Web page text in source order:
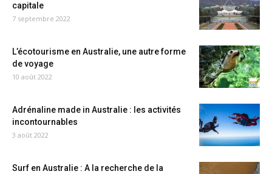
capitale
7 septembre 2022
L’écotourisme en Australie, une autre forme
de voyage
10 août 2022
Adrénaline made in Australie : les activités
incontournables
3 août 2022
Surf en Australie : A la recherche de la